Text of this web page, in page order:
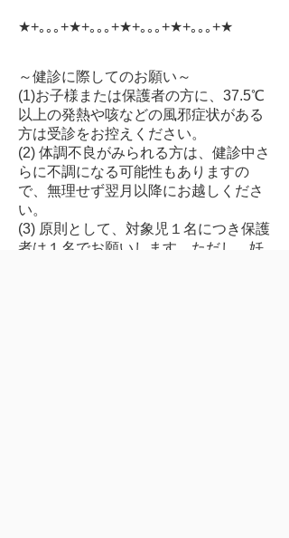
★+｡｡｡+★+｡｡｡+★+｡｡｡+★+｡｡｡+★
～健診に際してのお願い～
(1)お子様または保護者の方に、37.5℃
以上の発熱や咳などの風邪症状がある
方は受診をお控えください。
(2) 体調不良がみられる方は、健診中さ
らに不調になる可能性もありますの
で、無理せず翌月以降にお越しくださ
い。
(3) 原則として、対象児１名につき保護
者は１名でお願いします。ただし、妊